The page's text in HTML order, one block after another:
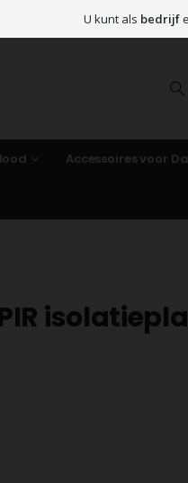
U kunt als bedrijf
Accessoires voor